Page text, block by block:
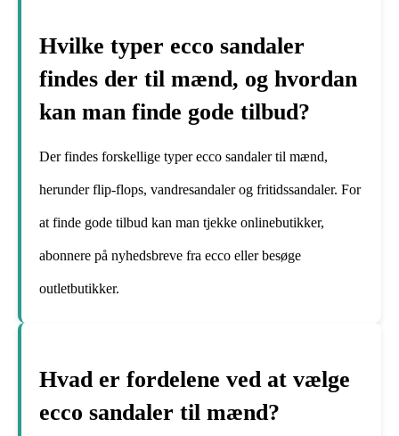
Hvilke typer ecco sandaler
findes der til mænd, og hvordan
kan man finde gode tilbud?
Der findes forskellige typer ecco sandaler til mænd,
herunder flip-flops, vandresandaler og fritidssandaler. For
at finde gode tilbud kan man tjekke onlinebutikker,
abonnere på nyhedsbreve fra ecco eller besøge
outletbutikker.
Hvad er fordelene ved at vælge
ecco sandaler til mænd?